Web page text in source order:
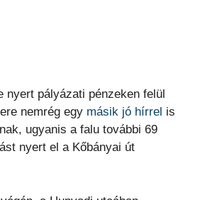
nyert pályázati pénzeken felül
nemrég egy másik jó hírrel is
ugyanis a falu további 69
nyert el a Kőbányai út